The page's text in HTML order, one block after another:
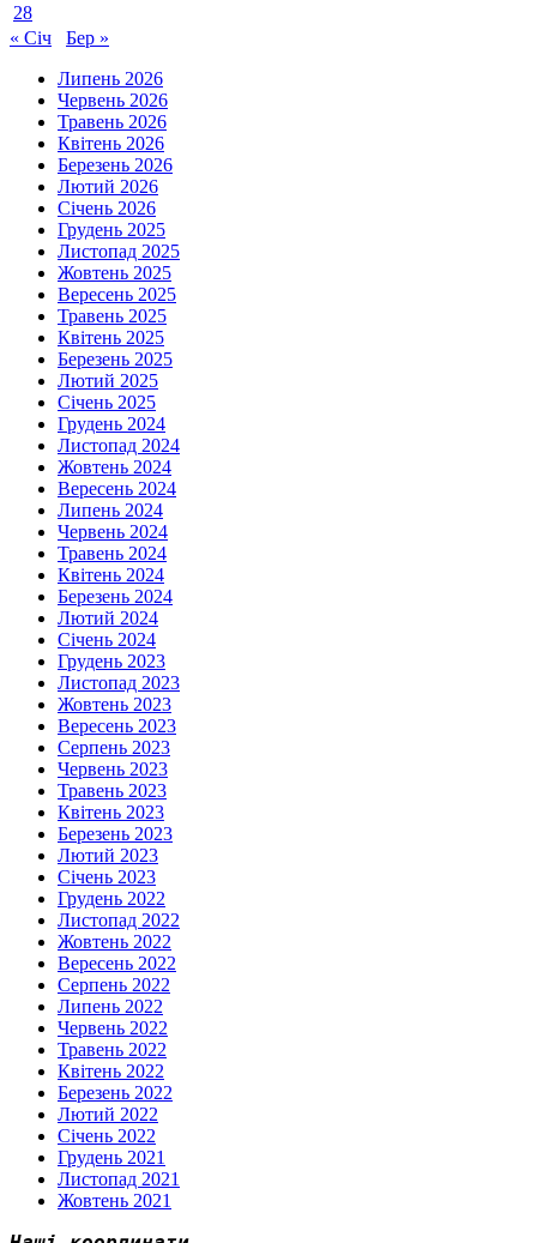
28
« Січ
Бер »
Липень 2026
Червень 2026
Травень 2026
Квітень 2026
Березень 2026
Лютий 2026
Січень 2026
Грудень 2025
Листопад 2025
Жовтень 2025
Вересень 2025
Травень 2025
Квітень 2025
Березень 2025
Лютий 2025
Січень 2025
Грудень 2024
Листопад 2024
Жовтень 2024
Вересень 2024
Липень 2024
Червень 2024
Травень 2024
Квітень 2024
Березень 2024
Лютий 2024
Січень 2024
Грудень 2023
Листопад 2023
Жовтень 2023
Вересень 2023
Серпень 2023
Червень 2023
Травень 2023
Квітень 2023
Березень 2023
Лютий 2023
Січень 2023
Грудень 2022
Листопад 2022
Жовтень 2022
Вересень 2022
Серпень 2022
Липень 2022
Червень 2022
Травень 2022
Квітень 2022
Березень 2022
Лютий 2022
Січень 2022
Грудень 2021
Листопад 2021
Жовтень 2021